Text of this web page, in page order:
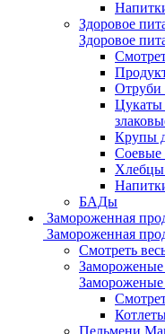
Здоровое
Здоровое
Отруби
Цукаты
Крупы
Соевые
БАДы
Замороженная
Замороженная
Смотреть
Пельмени